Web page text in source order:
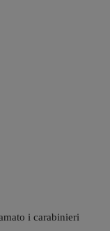
i carabinieri